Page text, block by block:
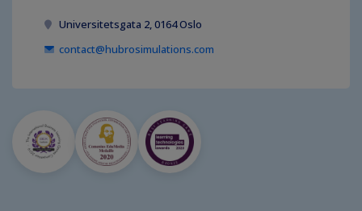
Universitetsgata 2, 0164 Oslo
contact@hubrosimulations.com